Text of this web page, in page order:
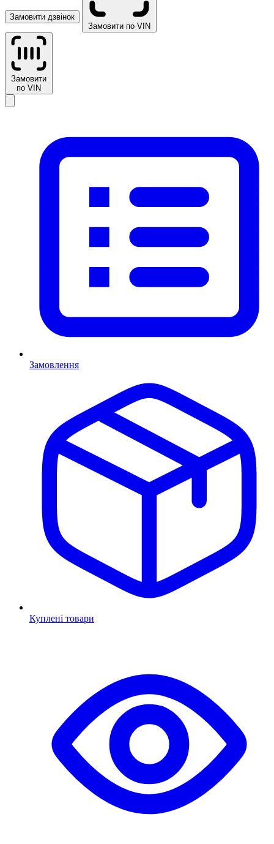
Замовити дзвінок
Замовити по VIN
Замовити
по VIN
Замовлення
Куплені товари